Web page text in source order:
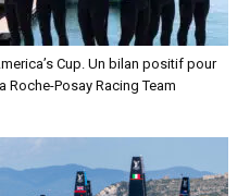
Cup. Un bilan positif pour
Roche-Posay Racing Team